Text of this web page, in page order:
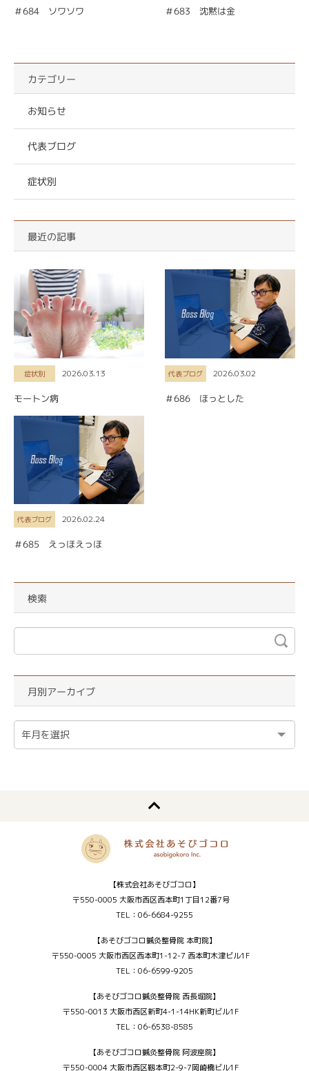
＃684 ソワソワ ＃683 沈黙は金
カテゴリー
お知らせ
代表ブログ
症状別
最近の記事
症状別 2026.03.13
モートン病
代表ブログ 2026.03.02
＃686 ほっとした
代表ブログ 2026.02.24
＃685 えっほえっほ
検索
月別アーカイブ
【株式会社あそびゴコロ】
〒550-0005 大阪市西区西本町1丁目12番7号
TEL：06-6684-9255
【あそびゴコロ鍼灸整骨院 本町院】
〒550-0005 大阪市西区西本町1-12-7 西本町木津ビル1F
TEL：06-6599-9205
【あそびゴコロ鍼灸整骨院 西長堀院】
〒550-0013 大阪市西区新町4-1-14HK新町ビル1F
TEL：06-6538-8585
【あそびゴコロ鍼灸整骨院 阿波座院】
〒550-0004 大阪市西区靱本町2-9-7岡崎橋ビル1F